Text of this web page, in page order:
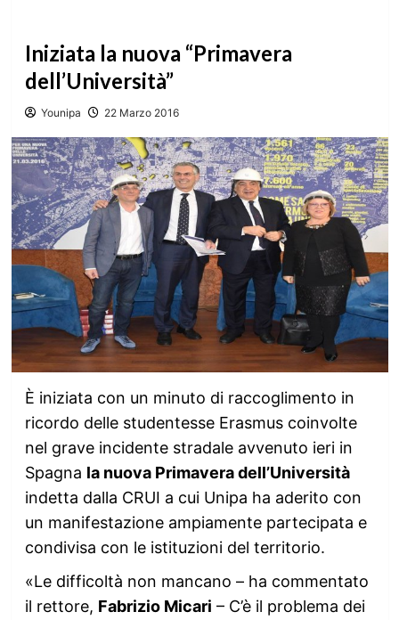
Iniziata la nuova “Primavera
dell’Università”
Younipa 22 Marzo 2016
È iniziata con un minuto di raccoglimento in
ricordo delle studentesse Erasmus coinvolte
nel grave incidente stradale avvenuto ieri in
Spagna la nuova Primavera dell’Università
indetta dalla CRUI a cui Unipa ha aderito con
un manifestazione ampiamente partecipata e
condivisa con le istituzioni del territorio.
«Le difficoltà non mancano – ha commentato
il rettore, Fabrizio Micari – C’è il problema dei